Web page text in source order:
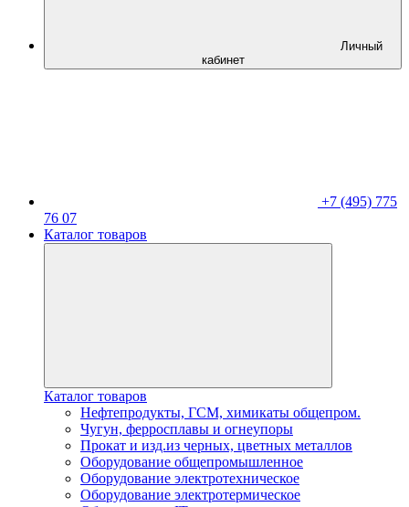
Личный
кабинет
+7 (495) 775
76 07
Каталог товаров
Каталог товаров
Нефтепродукты, ГСМ, химикаты общепром.
Чугун, ферросплавы и огнеупоры
Прокат и изд.из черных, цветных металлов
Оборудование общепромышленное
Оборудование электротехническое
Оборудование электротермическое